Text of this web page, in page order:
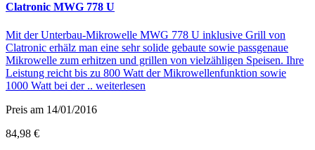
Clatronic MWG 778 U
Mit der Unterbau-Mikrowelle MWG 778 U inklusive Grill von
Clatronic erhälz man eine sehr solide gebaute sowie passgenaue
Mikrowelle zum erhitzen und grillen von vielzähligen Speisen. Ihre
Leistung reicht bis zu 800 Watt der Mikrowellenfunktion sowie
1000 Watt bei der .. weiterlesen
Preis am 14/01/2016
84,98 €